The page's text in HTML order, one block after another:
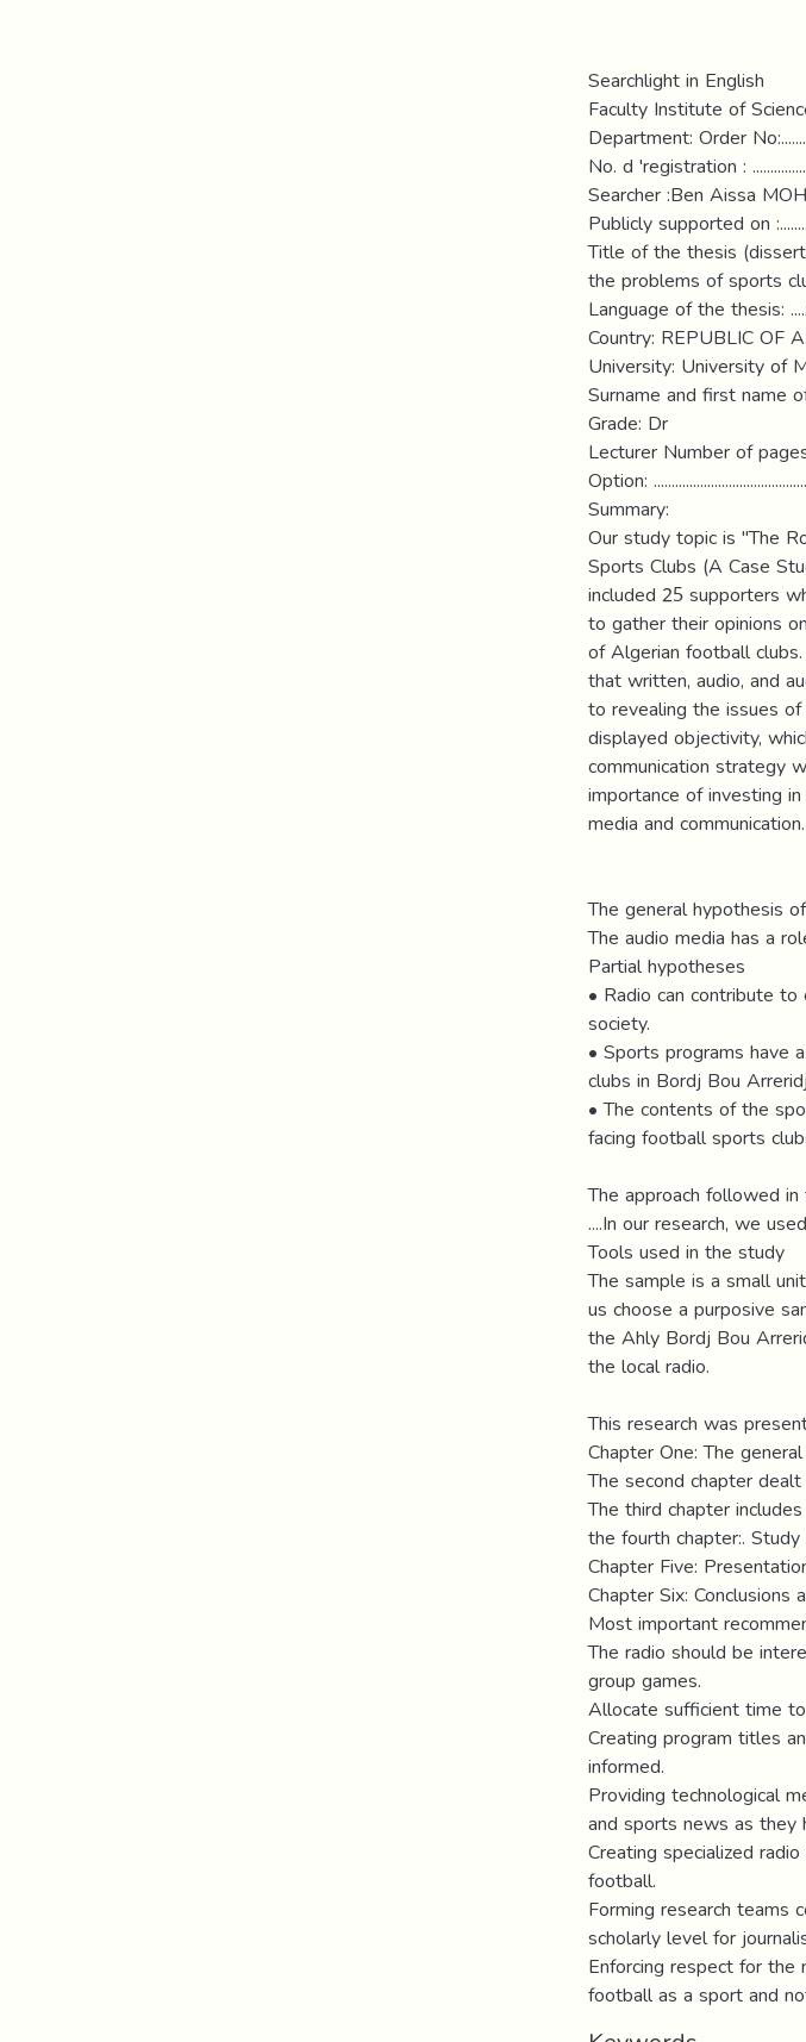
Searchlight in English
Faculty Institute of
Department: Order
No. d 'registration :
Searcher :Ben Aissa
Publicly supported on
Title of the thesis
the problems of sports
Language of the thesis:
Country: REPUBLIC OF
University: University of
Surname and first name
Grade: Dr
Lecturer Number of pages:
Option:
Summary:
Our study topic is "The
Sports Clubs (A Case
included 25 supporters
to gather their opinions
of Algerian football
that written, audio, and
to revealing the issues
displayed objectivity,
communication strategy
importance of investing
media and communication.
The general hypothesis
The audio media has a
Partial hypotheses
• Radio can contribute
society.
• Sports programs have
clubs in Bordj Bou
• The contents of the
facing football sports
The approach followed
....In our research, we
Tools used in the study
The sample is a small
us choose a purposive
the Ahly Bordj Bou
the local radio.
This research was
Chapter One: The
The second chapter
The third chapter
the fourth chapter:.
Chapter Five:
Chapter Six: Conclusions
Most important
The radio should be
group games.
Allocate sufficient time
Creating program titles
informed.
Providing technological
and sports news as they
Creating specialized
football.
Forming research teams
scholarly level for
Enforcing respect for
football as a sport and